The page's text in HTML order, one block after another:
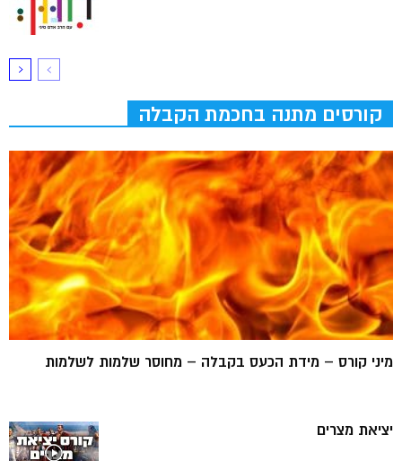
קורסים מתנה בחכמת הקבלה
מיני קורס – מידת הכעס בקבלה – מחוסר שלמות לשלמות
יציאת מצרים